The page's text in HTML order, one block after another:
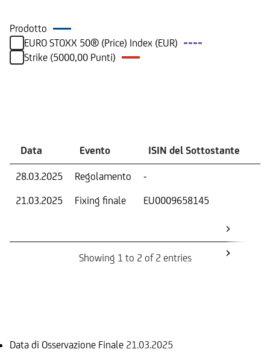
Prodotto
EURO STOXX 50® (Price) Index (EUR)
Strike (5000,00 Punti)
Data Evento ISIN del Sottostante
28.03.2025 Regolamento -
21.03.2025
Fixing finale EU0009658145
Showing 1 to 2 of 2 entries
Data di Osservazione Finale 21.03.2025